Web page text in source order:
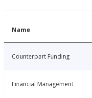
Name
Counterpart Funding
Financial Management